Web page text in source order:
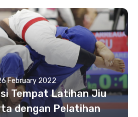
February 2022
Tempat Latihan Jiu
dengan Pelatihan